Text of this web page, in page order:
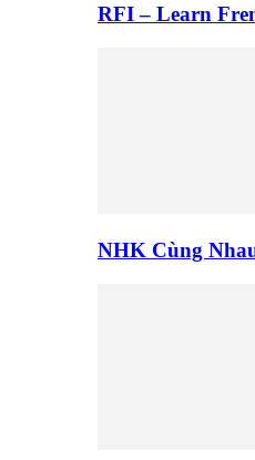
RFI – Learn
NHK Cùng